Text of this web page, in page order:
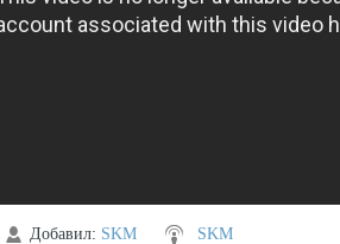
Добавил: SKM SKM